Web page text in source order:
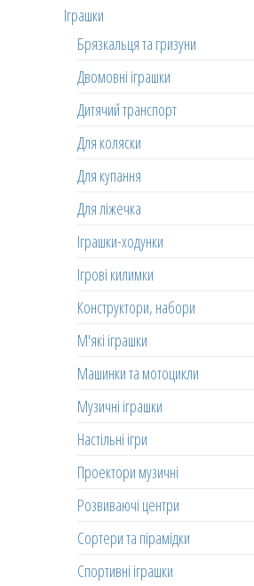
Іграшки
Брязкальця та гризуни
Двомовні іграшки
Дитячий транспорт
Для коляски
Для купання
Для ліжечка
Іграшки-ходунки
Ігрові килимки
Конструктори, набори
М'які іграшки
Машинки та мотоцикли
Музичні іграшки
Настільні ігри
Проектори музичні
Розвиваючі центри
Сортери та пірамідки
Спортивні іграшки